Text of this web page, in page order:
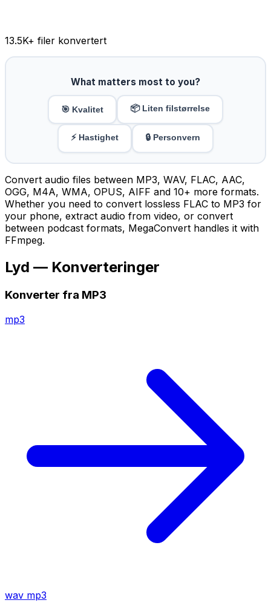
13.5K+ filer konvertert
What matters most to you?
🎯 Kvalitet 📦 Liten filstørrelse
⚡ Hastighet 🔒 Personvern
Convert audio files between MP3, WAV, FLAC, AAC,
OGG, M4A, WMA, OPUS, AIFF and 10+ more formats.
Whether you need to convert lossless FLAC to MP3 for
your phone, extract audio from video, or convert
between podcast formats, MegaConvert handles it with
FFmpeg.
Lyd — Konverteringer
Konverter fra MP3
mp3
wav mp3